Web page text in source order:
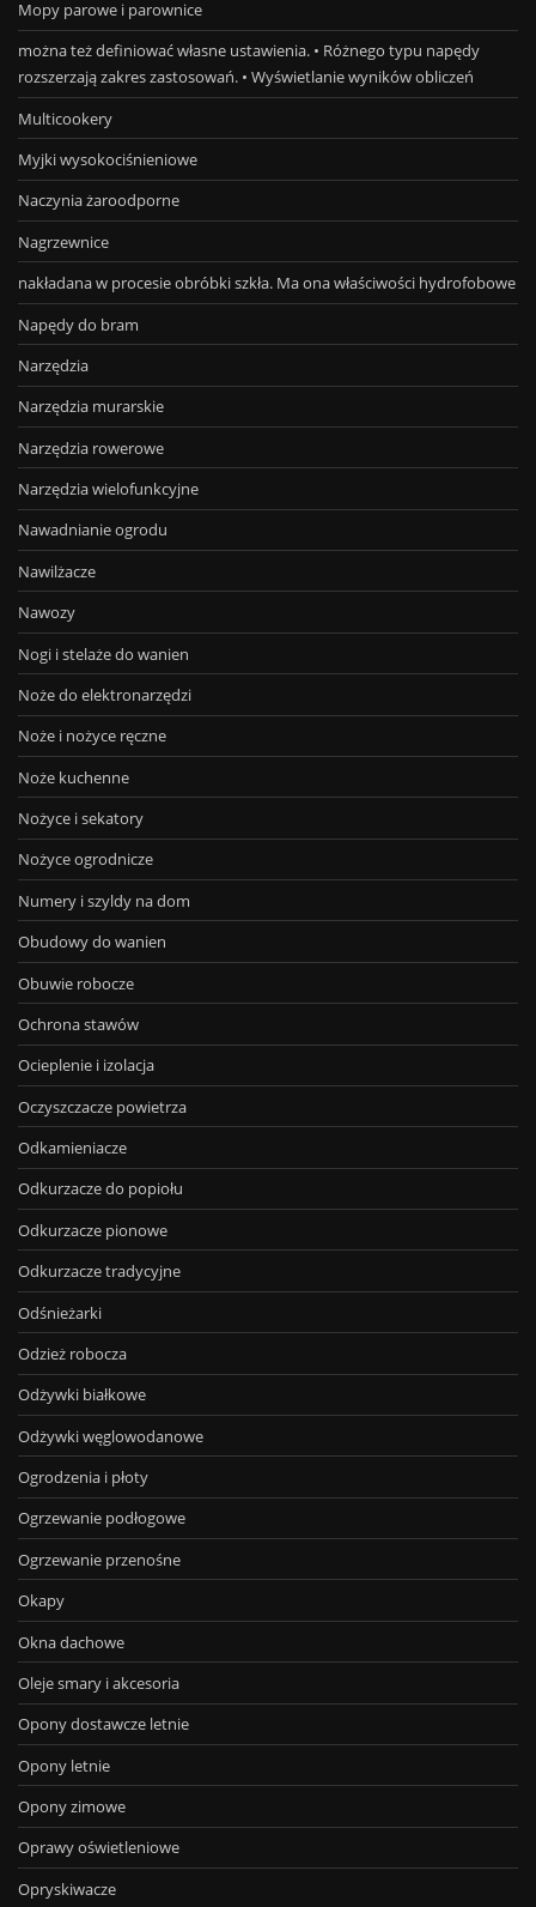
Mopy parowe i parownice
można też definiować własne ustawienia. • Różnego typu napędy
rozszerzają zakres zastosowań. • Wyświetlanie wyników obliczeń
Multicookery
Myjki wysokociśnieniowe
Naczynia żaroodporne
Nagrzewnice
nakładana w procesie obróbki szkła. Ma ona właściwości hydrofobowe
Napędy do bram
Narzędzia
Narzędzia murarskie
Narzędzia rowerowe
Narzędzia wielofunkcyjne
Nawadnianie ogrodu
Nawilżacze
Nawozy
Nogi i stelaże do wanien
Noże do elektronarzędzi
Noże i nożyce ręczne
Noże kuchenne
Nożyce i sekatory
Nożyce ogrodnicze
Numery i szyldy na dom
Obudowy do wanien
Obuwie robocze
Ochrona stawów
Ocieplenie i izolacja
Oczyszczacze powietrza
Odkamieniacze
Odkurzacze do popiołu
Odkurzacze pionowe
Odkurzacze tradycyjne
Odśnieżarki
Odzież robocza
Odżywki białkowe
Odżywki węglowodanowe
Ogrodzenia i płoty
Ogrzewanie podłogowe
Ogrzewanie przenośne
Okapy
Okna dachowe
Oleje smary i akcesoria
Opony dostawcze letnie
Opony letnie
Opony zimowe
Oprawy oświetleniowe
Opryskiwacze